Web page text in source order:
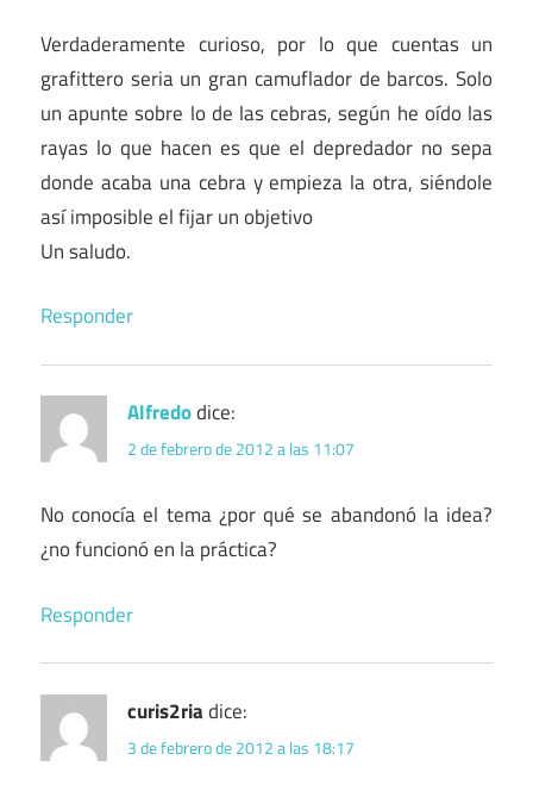
Verdaderamente curioso, por lo que cuentas un
grafittero seria un gran camuflador de barcos. Solo
un apunte sobre lo de las cebras, según he oído las
rayas lo que hacen es que el depredador no sepa
donde acaba una cebra y empieza la otra, siéndole
así imposible el fijar un objetivo
Un saludo.
Responder
Alfredodice:
2 de febrero de 2012 a las 11:07
No conocía el tema ¿por qué se abandonó la idea?
¿no funcionó en la práctica?
Responder
curis2riadice:
3 de febrero de 2012 a las 18:17